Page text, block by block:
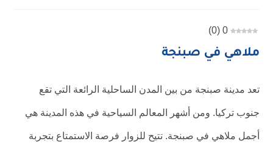
0
(
0
)
ملاهي في صبنجة
تعد مدينة صبنجة من بين المدن الساحلية الرائعة التي تقع
جنوب تركيا. ومن أشهر المعالم السياحية في هذه المدينة هي
أجمل ملاهي في صبنجة. تتيح للزوار فرصة الاستمتاع بتجربة